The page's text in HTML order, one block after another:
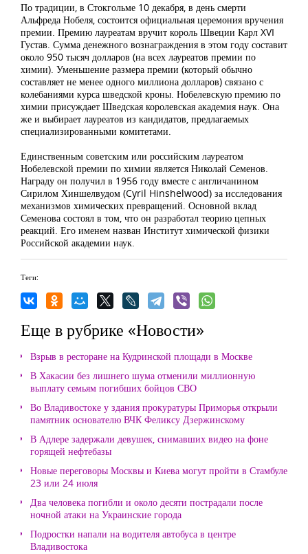
По традиции, в Стокгольме 10 декабря, в день смерти
Альфреда Нобеля, состоится официальная церемония вручения
премии. Премию лауреатам вручит король Швеции Карл XVI
Густав. Сумма денежного вознаграждения в этом году составит
около 950 тысяч долларов (на всех лауреатов премии по
химии). Уменьшение размера премии (который обычно
составляет не менее одного миллиона долларов) связано с
колебаниями курса шведской кроны. Нобелевскую премию по
химии присуждает Шведская королевская академия наук. Она
же и выбирает лауреатов из кандидатов, предлагаемых
специализированными комитетами.
Единственным советским или российским лауреатом
Нобелевской премии по химии является Николай Семенов.
Награду он получил в 1956 году вместе с англичанином
Сирилом Хиншелвудом (Cyril Hinshelwood) за исследования
механизмов химических превращений. Основной вклад
Семенова состоял в том, что он разработал теорию цепных
реакций. Его именем назван Институт химической физики
Российской академии наук.
Теги:
Еще в рубрике «Новости»
Взрыв в ресторане на Кудринской площади в Москве
В Хакасии без лишнего шума отменили миллионную
выплату семьям погибших бойцов СВО
Во Владивостоке у здания прокуратуры Приморья открыли
памятник основателю ВЧК Феликсу Дзержинскому
В Адлере задержали девушек, снимавших видео на фоне
горящей нефтебазы
Новые переговоры Москвы и Киева могут пройти в Стамбуле
23 или 24 июля
Два человека погибли и около десяти пострадали после
ночной атаки на Украинские города
Подростки напали на водителя автобуса в центре
Владивостока